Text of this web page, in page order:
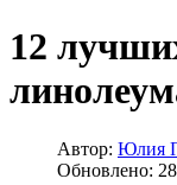
12
Автор: Юлия
Обновлено: